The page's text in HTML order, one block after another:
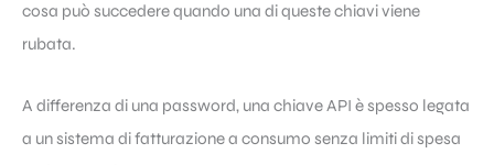
cosa può succedere quando una di queste chiavi viene
rubata.
A differenza di una password, una chiave API è spesso legata
a un sistema di fatturazione a consumo senza limiti di spesa